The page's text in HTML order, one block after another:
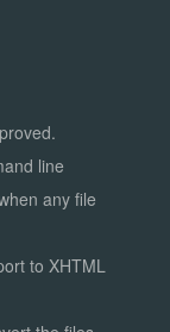
line
any file
to XHTML